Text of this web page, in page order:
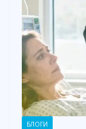
БЛОГИ